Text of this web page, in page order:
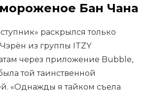
Бан Чана
раскрылся только
из группы ITZY
через приложение Bubble,
той таинственной
«Однажды я тайком съела